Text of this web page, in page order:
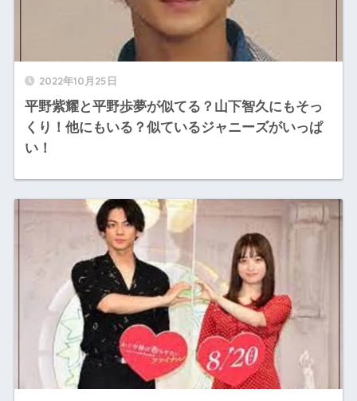
2022年10月25日
平野紫耀と平野歩夢が似てる？山下智久にもそっ
くり！他にもいる？似ているジャニーズがいっぱ
い！